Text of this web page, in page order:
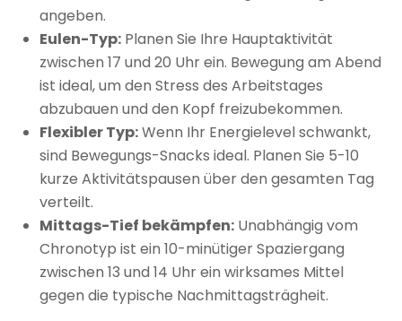
angeben.
Eulen-Typ: Planen Sie Ihre Hauptaktivität
zwischen 17 und 20 Uhr ein. Bewegung am Abend
ist ideal, um den Stress des Arbeitstages
abzubauen und den Kopf freizubekommen.
Flexibler Typ:Wenn Ihr Energielevel schwankt,
sind Bewegungs-Snacks ideal. Planen Sie 5-10
kurze Aktivitätspausen über den gesamten Tag
verteilt.
Mittags-Tief bekämpfen: Unabhängig vom
Chronotyp ist ein 10-minütiger Spaziergang
zwischen 13 und 14 Uhr ein wirksames Mittel
gegen die typische Nachmittagsträgheit.